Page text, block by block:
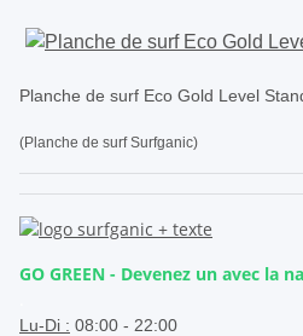
Planche de surf Eco Gold Level
(Planche de surf Surfganic)
GO GREEN - Devenez un avec la
Lu-Di : 08:00 - 22:00